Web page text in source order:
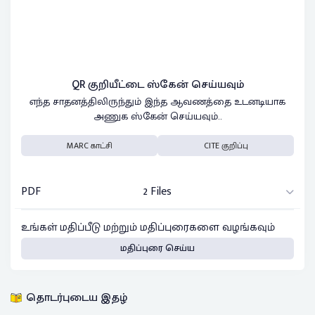
QR குறியீட்டை ஸ்கேன் செய்யவும்
எந்த சாதனத்திலிருந்தும் இந்த ஆவணத்தை உடனடியாக
அணுக ஸ்கேன் செய்யவும்..
MARC காட்சி CITE குறிப்பு
PDF
2 Files
உங்கள் மதிப்பீடு மற்றும் மதிப்புரைகளை வழங்கவும்
மதிப்புரை செய்ய
தொடர்புடைய இதழ்